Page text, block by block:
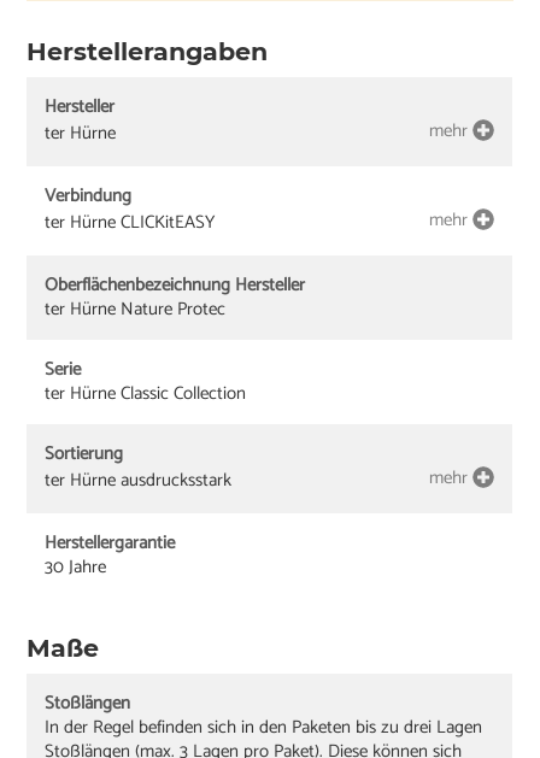
Herstellerangaben
Hersteller
ter Hürne
mehr
Verbindung
ter Hürne CLICKitEASY
mehr
Oberflächenbezeichnung Hersteller
ter Hürne Nature Protec
Serie
ter Hürne Classic Collection
Sortierung
ter Hürne ausdrucksstark
mehr
Herstellergarantie
30 Jahre
Maße
Stoßlängen
In der Regel befinden sich in den Paketen bis zu drei Lagen
Stoßlängen (max. 3 Lagen pro Paket). Diese können sich